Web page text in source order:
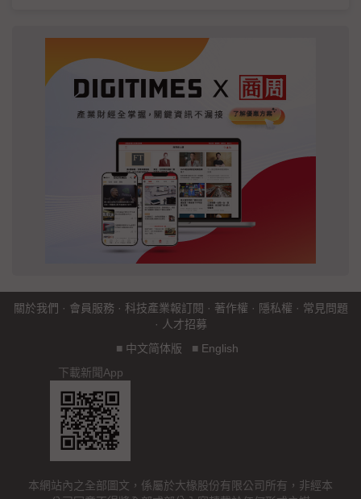
關於我們 · 會員服務 · 科技產業報訂閱 · 著作權 · 隱私權 · 常見問題
· 人才招募
■ 中文简体版 ■ English
下載新聞App
本網站內之全部圖文，係屬於大椽股份有限公司所有，非經本